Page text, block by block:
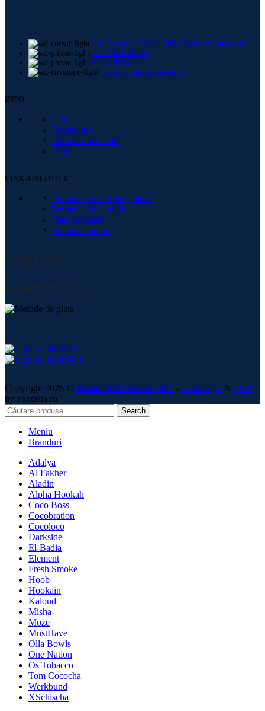
Str. Frederic Chopin 30B, Sector 2, București
+4 0724 664 885
+4 0729 998 728
contact@shishamaster.ro
INFO
Contact
Despre noi
Intrebări frecvente
Blog
LINK-URI UTILE
Politică de confidențialitate
Termeni și Condiții
Date societate
Politica Cookie
Social Media:
Metode de plată:
Copyright 2026 © Master ATC Invest SRL - webdesign & SEO
by Fantasia.ro
Search
Meniu
Branduri
Adalya
Al Fakher
Aladin
Alpha Hookah
Coco Boss
Cocobration
Cocoloco
Darkside
El-Badia
Element
Fresh Smoke
Hoob
Hookain
Kaloud
Misha
Moze
MustHave
Olla Bowls
One Nation
Os Tobacco
Tom Cococha
Werkbund
XSchischa